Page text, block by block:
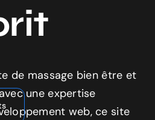
de massage bien être et
une expertise
web, ce site